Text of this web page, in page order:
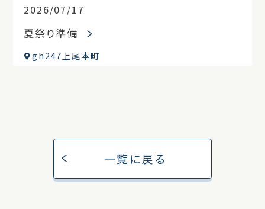
2026/07/17
夏祭り準備
gh247上尾本町
一覧に戻る